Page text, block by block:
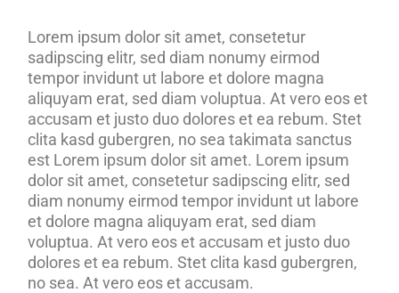
Lorem ipsum dolor sit amet, consetetur
sadipscing elitr, sed diam nonumy eirmod
tempor invidunt ut labore et dolore magna
aliquyam erat, sed diam voluptua. At vero eos et
accusam et justo duo dolores et ea rebum. Stet
clita kasd gubergren, no sea takimata sanctus
est Lorem ipsum dolor sit amet. Lorem ipsum
dolor sit amet, consetetur sadipscing elitr, sed
diam nonumy eirmod tempor invidunt ut labore
et dolore magna aliquyam erat, sed diam
voluptua. At vero eos et accusam et justo duo
dolores et ea rebum. Stet clita kasd gubergren,
no sea. At vero eos et accusam.